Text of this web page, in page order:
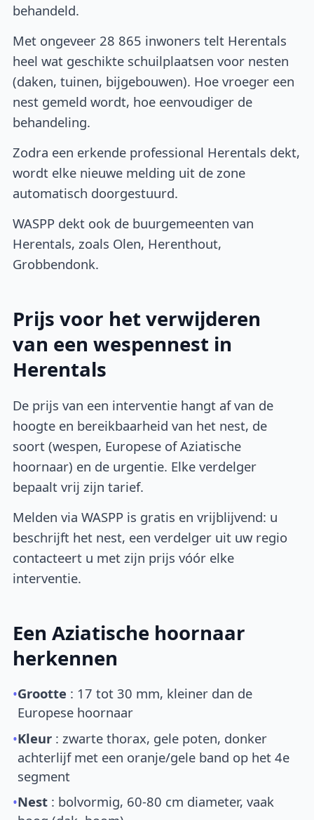
behandeld.
Met ongeveer 28 865 inwoners telt Herentals
heel wat geschikte schuilplaatsen voor nesten
(daken, tuinen, bijgebouwen). Hoe vroeger een
nest gemeld wordt, hoe eenvoudiger de
behandeling.
Zodra een erkende professional Herentals dekt,
wordt elke nieuwe melding uit de zone
automatisch doorgestuurd.
WASPP dekt ook de buurgemeenten van
Herentals, zoals Olen, Herenthout,
Grobbendonk.
Prijs voor het verwijderen
van een wespennest in
Herentals
De prijs van een interventie hangt af van de
hoogte en bereikbaarheid van het nest, de
soort (wespen, Europese of Aziatische
hoornaar) en de urgentie. Elke verdelger
bepaalt vrij zijn tarief.
Melden via WASPP is gratis en vrijblijvend: u
beschrijft het nest, een verdelger uit uw regio
contacteert u met zijn prijs vóór elke
interventie.
Een Aziatische hoornaar
herkennen
•Grootte : 17 tot 30 mm, kleiner dan de
Europese hoornaar
•Kleur : zwarte thorax, gele poten, donker
achterlijf met een oranje/gele band op het 4e
segment
•Nest : bolvormig, 60-80 cm diameter, vaak